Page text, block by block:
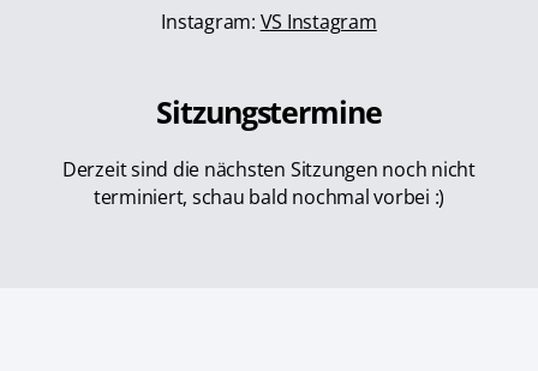
Instagram: VS Instagram
Sitzungstermine
Derzeit sind die nächsten Sitzungen noch nicht
terminiert, schau bald nochmal vorbei :)